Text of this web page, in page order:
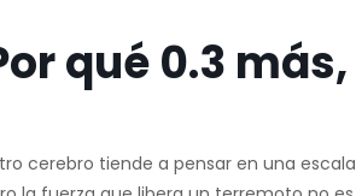
qué 0.3 más,
cerebro tiende a pensar en una escala